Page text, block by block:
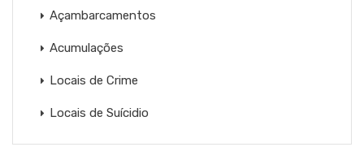
Açambarcamentos
Acumulações
Locais de Crime
Locais de Suícidio